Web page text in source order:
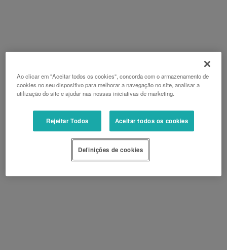
Ao clicar em "Aceitar todos os cookies", concorda com o armazenamento de
cookies no seu dispositivo para melhorar a navegação no site, analisar a
utilização do site e ajudar nas nossas iniciativas de marketing.
Rejeitar Todos Aceitar todos os cookies
Definições de cookies